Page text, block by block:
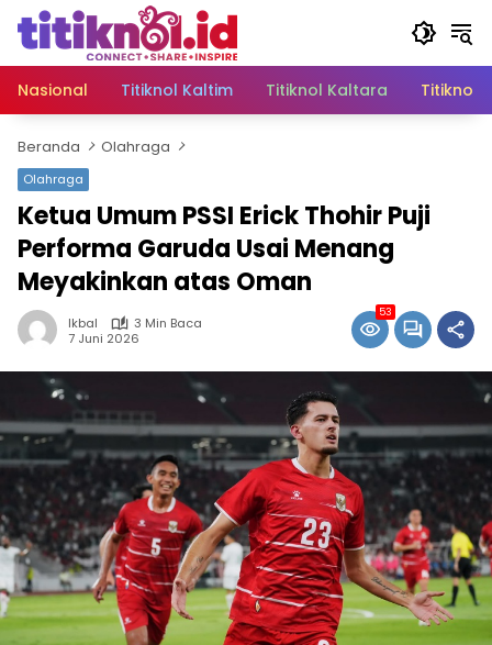
Langsung
konten
Nasional
Titiknol Kaltim Titiknol Kaltara Titiknol
Beranda Olahraga
Olahraga
Ketua Umum PSSI Erick Thohir Puji
Performa Garuda Usai Menang
Meyakinkan atas Oman‎
Ikbal
3 Min Baca
7 Juni 2026
53